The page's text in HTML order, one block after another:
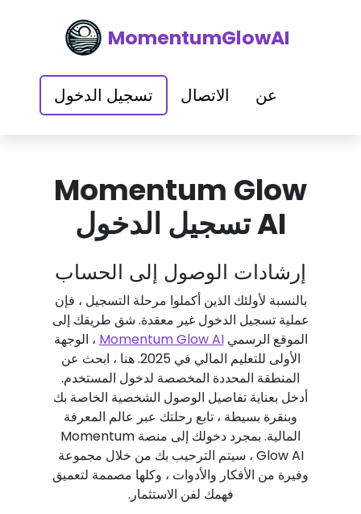
MomentumGlowAI
عن الاتصال تسجيل الدخول
Momentum Glow
AI تسجيل الدخول
إرشادات الوصول إلى الحساب
بالنسبة لأولئك الذين أكملوا مرحلة التسجيل ، فإن
عملية تسجيل الدخول غير معقدة. شق طريقك إلى
الموقع الرسميMomentum Glow AI ، الوجهة
الأولى للتعليم المالي في 2025. هنا ، ابحث عن
المنطقة المحددة المخصصة لدخول المستخدم.
أدخل بعناية تفاصيل الوصول الشخصية الخاصة بك
وبنقرة بسيطة ، تابع رحلتك عبر عالم المعرفة
المالية. بمجرد دخولك إلى منصة Momentum
Glow AI ، سيتم الترحيب بك من خلال مجموعة
وفيرة من الأفكار والأدوات ، وكلها مصممة لتعميق
فهمك لفن الاستثمار.